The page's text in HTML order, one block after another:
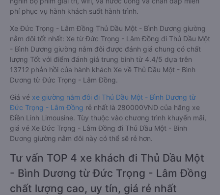
phí phục vụ hành khách suốt hành trình.
Xe Đức Trọng - Lâm Đồng Thủ Dầu Một - Bình Dương giường
nằm đôi tốt nhất: Xe từ Đức Trọng - Lâm Đồng đi Thủ Dầu Một
- Bình Dương giường nằm đôi được đánh giá chung có chất
lượng Tốt với điểm đánh giá trung bình từ 4.4/5 dựa trên
13712 phản hồi của hành khách Xe về Thủ Dầu Một - Bình
Dương từ Đức Trọng - Lâm Đồng.
Giá vé xe giường nằm đôi đi Thủ Dầu Một - Bình Dương từ
Đức Trọng - Lâm Đồng rẻ nhất là 280000VND của hãng xe
Điền Linh Limousine. Tùy thuộc vào chương trình khuyến mãi,
giá vé Xe Đức Trọng - Lâm Đồng đi Thủ Dầu Một - Bình
Dương giường nằm đôi này có thể sẽ rẻ hơn.
Tư vấn TOP 4 xe khách đi Thủ Dầu Một
- Bình Dương từ Đức Trọng - Lâm Đồng
chất lượng cao, uy tín, giá rẻ nhất